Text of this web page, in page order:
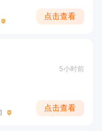
点击查看
5小时前
点击查看